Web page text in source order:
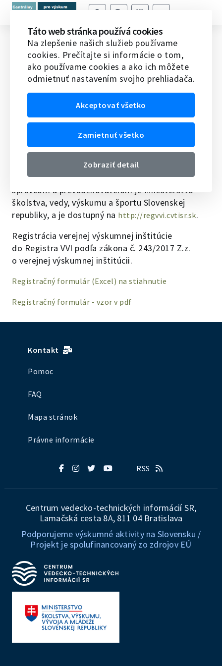
Register verejných výskumných
inštitúcií
Domov Register verejných výskumných inštitúcií
V súlade s § 39 zákona č. 243/2017 Z. z. o verejnej
výskumnej inštitúcii a o zmene a doplnení
výskumných inštitúcií (Register VVI) verejným
zoznamom, ktorý obsahuje údaje o verejných
výskumných inštitúciách. Register VVI je
informačný systém verejnej správy, ktorého
správcom a prevádzkovateľom je Ministerstvo
školstva, vedy, výskumu a športu Slovenskej
republiky, a je dostupný na http://regvvi.cvtisr.sk.
Registrácia verejnej výskumnej inštitúcie
do Registra VVI podľa zákona č. 243/2017 Z.z.
o verejnej výskumnej inštitúcii.
Registračný formulár (Excel) na stiahnutie
Registračný formulár - vzor v pdf
Kontakt
Pomoc
FAQ
Mapa stránok
Právne informácie
RSS
Centrum vedecko-technických informácií SR,
Lamačská cesta 8A, 811 04 Bratislava
Podporujeme výskumné aktivity na Slovensku /
Projekt je spolufinancovaný zo zdrojov EÚ
Táto web stránka používá cookies
Na zlepšenie našich služieb používame
cookies. Prečítajte si informácie o tom,
ako používame cookies a ako ich môžete
odmietnuť nastavením svojho prehliadača.
Akceptovať všetko
Zamietnuť všetko
Zobraziť detail